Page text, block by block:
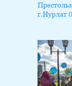
г.Нурлат